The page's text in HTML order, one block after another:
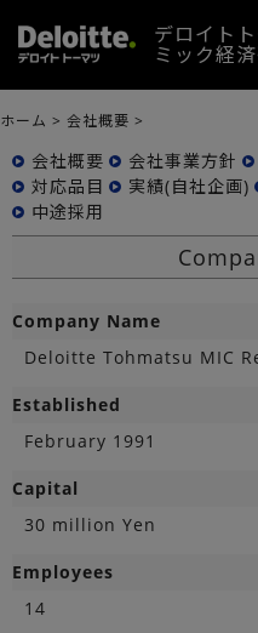
デロイト
ミック経
ホーム > 会社概要 >
会社概要 会社事業方針
対応品目
実績(自社企画)
中途採用
Company Name
Deloitte Tohmatsu MIC
Established
February 1991
Capital
30 million Yen
Employees
14